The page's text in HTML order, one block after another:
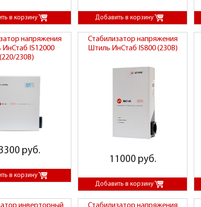
напряжения
ИнСтаб IS12000
(220/230В)
руб.
Стабилизатор напряжения
Штиль ИнСтаб IS800 (230В)
11000 руб.